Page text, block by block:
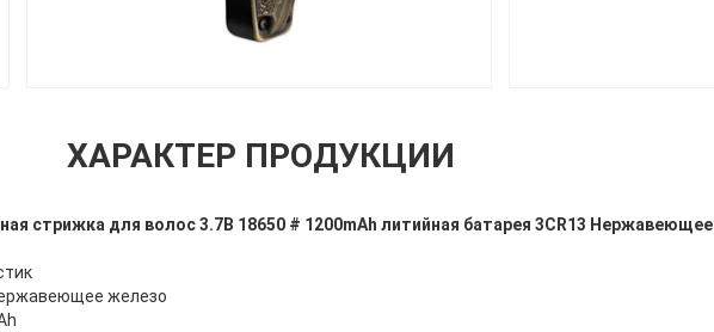
ХАРАКТЕР ПРОДУКЦИИ
стрижка для волос 3.7В 18650 # 1200mAh литийная батарея 3CR13 Нержавеющее
железо